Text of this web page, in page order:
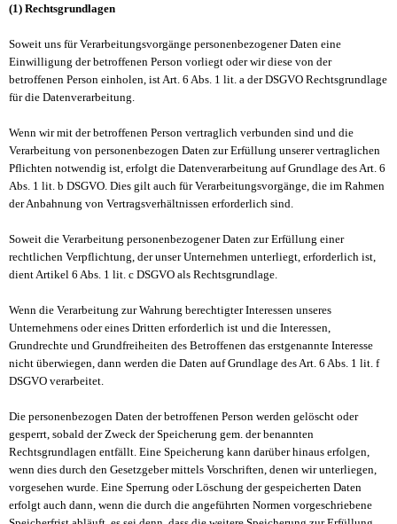
(1) Rechtsgrundlagen
Soweit uns für Verarbeitungsvorgänge personenbezogener Daten eine
Einwilligung der betroffenen Person vorliegt oder wir diese von der
betroffenen Person einholen, ist Art. 6 Abs. 1 lit. a der DSGVO Rechtsgrundlage
für die Datenverarbeitung.
Wenn wir mit der betroffenen Person vertraglich verbunden sind und die
Verarbeitung von personenbezogen Daten zur Erfüllung unserer vertraglichen
Pflichten notwendig ist, erfolgt die Datenverarbeitung auf Grundlage des Art. 6
Abs. 1 lit. b DSGVO. Dies gilt auch für Verarbeitungsvorgänge, die im Rahmen
der Anbahnung von Vertragsverhältnissen erforderlich sind.
Soweit die Verarbeitung personenbezogener Daten zur Erfüllung einer
rechtlichen Verpflichtung, der unser Unternehmen unterliegt, erforderlich ist,
dient Artikel 6 Abs. 1 lit. c DSGVO als Rechtsgrundlage.
Wenn die Verarbeitung zur Wahrung berechtigter Interessen unseres
Unternehmens oder eines Dritten erforderlich ist und die Interessen,
Grundrechte und Grundfreiheiten des Betroffenen das erstgenannte Interesse
nicht überwiegen, dann werden die Daten auf Grundlage des Art. 6 Abs. 1 lit. f
DSGVO verarbeitet.
Die personenbezogen Daten der betroffenen Person werden gelöscht oder
gesperrt, sobald der Zweck der Speicherung gem. der benannten
Rechtsgrundlagen entfällt. Eine Speicherung kann darüber hinaus erfolgen,
wenn dies durch den Gesetzgeber mittels Vorschriften, denen wir unterliegen,
vorgesehen wurde. Eine Sperrung oder Löschung der gespeicherten Daten
erfolgt auch dann, wenn die durch die angeführten Normen vorgeschriebene